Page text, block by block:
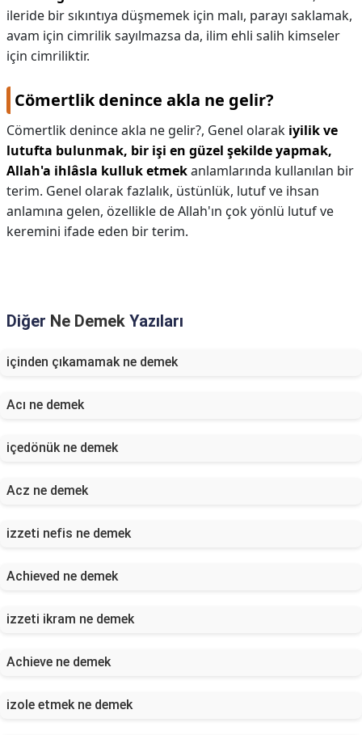
ileride bir sıkıntıya düşmemek için malı, parayı saklamak,
avam için cimrilik sayılmazsa da, ilim ehli salih kimseler
için cimriliktir.
Cömertlik denince akla ne gelir?
Cömertlik denince akla ne gelir?, Genel olarak iyilik ve
lutufta bulunmak, bir işi en güzel şekilde yapmak,
Allah'a ihlâsla kulluk etmekanlamlarında kullanılan bir
terim. Genel olarak fazlalık, üstünlük, lutuf ve ihsan
anlamına gelen, özellikle de Allah'ın çok yönlü lutuf ve
keremini ifade eden bir terim.
Diğer Ne Demek Yazıları
içinden çıkamamak ne demek
Acı ne demek
içedönük ne demek
Acz ne demek
izzeti nefis ne demek
Achieved ne demek
izzeti ikram ne demek
Achieve ne demek
izole etmek ne demek